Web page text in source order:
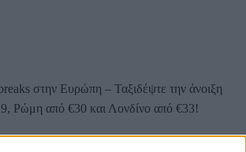
στην Ευρώπη – Ταξιδέψτε την άνοιξη
Ρώμη από €30 και Λονδίνο από €33!